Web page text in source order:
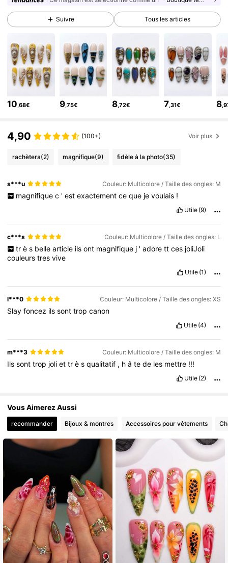
4,86 66K Suiveurs
4,86 66K Suiveurs
4,86 66K Suiveurs
4,86 66K Suiveurs
66K Suiveurs
Suivre Tous les articles
10,68€ 9,75€ 8,72€ 7,31€ 8
4,90 (100+) Voir plus
rachètera(2) magnifique(9) fidèle à la photo(35)
s***u Couleur: Multicolore / Taille des ongles: M
magnifique c ' est exactement ce que je voulais !
Utile (9)
c***s Couleur: Multicolore / Taille des ongles: L
tr è s belle article ils ont magnifique j ' adore tt ces joliJoli
couleurstresvive
Utile (1)
l***0 Couleur: Multicolore / Taille des ongles: XS
Slayfoncez ilssonttropcanon
Utile (4)
m***3 Couleur: Multicolore / Taille des ongles: M
Ilssonttrop joliettrèsqualitatif , hâtede les mettre !!!
Utile (2)
Vous Aimerez Aussi
recommander Bijoux & montres Accessoires pour vêtements